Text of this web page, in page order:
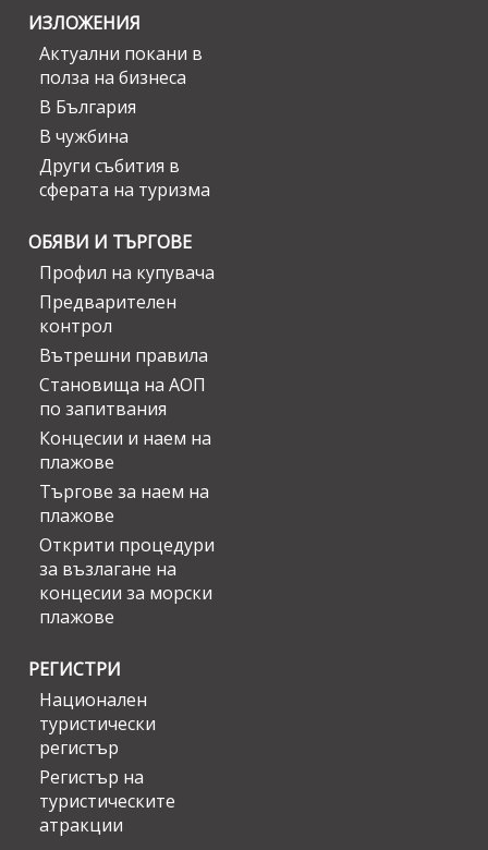
ИЗЛОЖЕНИЯ
Актуални покани в
полза на бизнеса
В България
В чужбина
Други събития в
сферата на туризма
ОБЯВИ И ТЪРГОВЕ
Профил на купувача
Предварителен
контрол
Вътрешни правила
Становища на АОП
по запитвания
Концесии и наем на
плажове
Търгове за наем на
плажове
Открити процедури
за възлагане на
концесии за морски
плажове
РЕГИСТРИ
Национален
туристически
регистър
Регистър на
туристическите
атракции